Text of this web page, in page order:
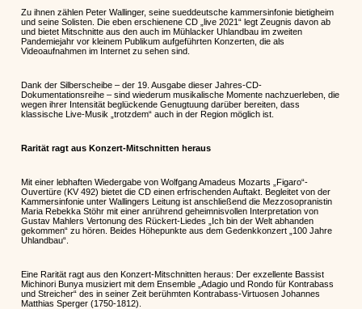
Zu ihnen zählen Peter Wallinger, seine sueddeutsche kammersinfonie bietigheim
und seine Solisten. Die eben erschienene CD „live 2021“ legt Zeugnis davon ab
und bietet Mitschnitte aus den auch im Mühlacker Uhlandbau im zweiten
Pandemiejahr vor kleinem Publikum aufgeführten Konzerten, die als
Videoaufnahmen im Internet zu sehen sind.
Dank der Silberscheibe – der 19. Ausgabe dieser Jahres-CD-
Dokumentationsreihe – sind wiederum musikalische Momente nachzuerleben, die
wegen ihrer Intensität beglückende Genugtuung darüber bereiten, dass
klassische Live-Musik „trotzdem“ auch in der Region möglich ist.
Rarität ragt aus Konzert-Mitschnitten heraus
Mit einer lebhaften Wiedergabe von Wolfgang Amadeus Mozarts „Figaro“-
Ouvertüre (KV 492) bietet die CD einen erfrischenden Auftakt. Begleitet von der
Kammersinfonie unter Wallingers Leitung ist anschließend die Mezzosopranistin
Maria Rebekka Stöhr mit einer anrührend geheimnisvollen Interpretation von
Gustav Mahlers Vertonung des Rückert-Liedes „Ich bin der Welt abhanden
gekommen“ zu hören. Beides Höhepunkte aus dem Gedenkkonzert „100 Jahre
Uhlandbau“.
Eine Rarität ragt aus den Konzert-Mitschnitten heraus: Der exzellente Bassist
Michinori Bunya musiziert mit dem Ensemble „Adagio und Rondo für Kontrabass
und Streicher“ des in seiner Zeit berühmten Kontrabass-Virtuosen Johannes
Matthias Sperger (1750-1812).